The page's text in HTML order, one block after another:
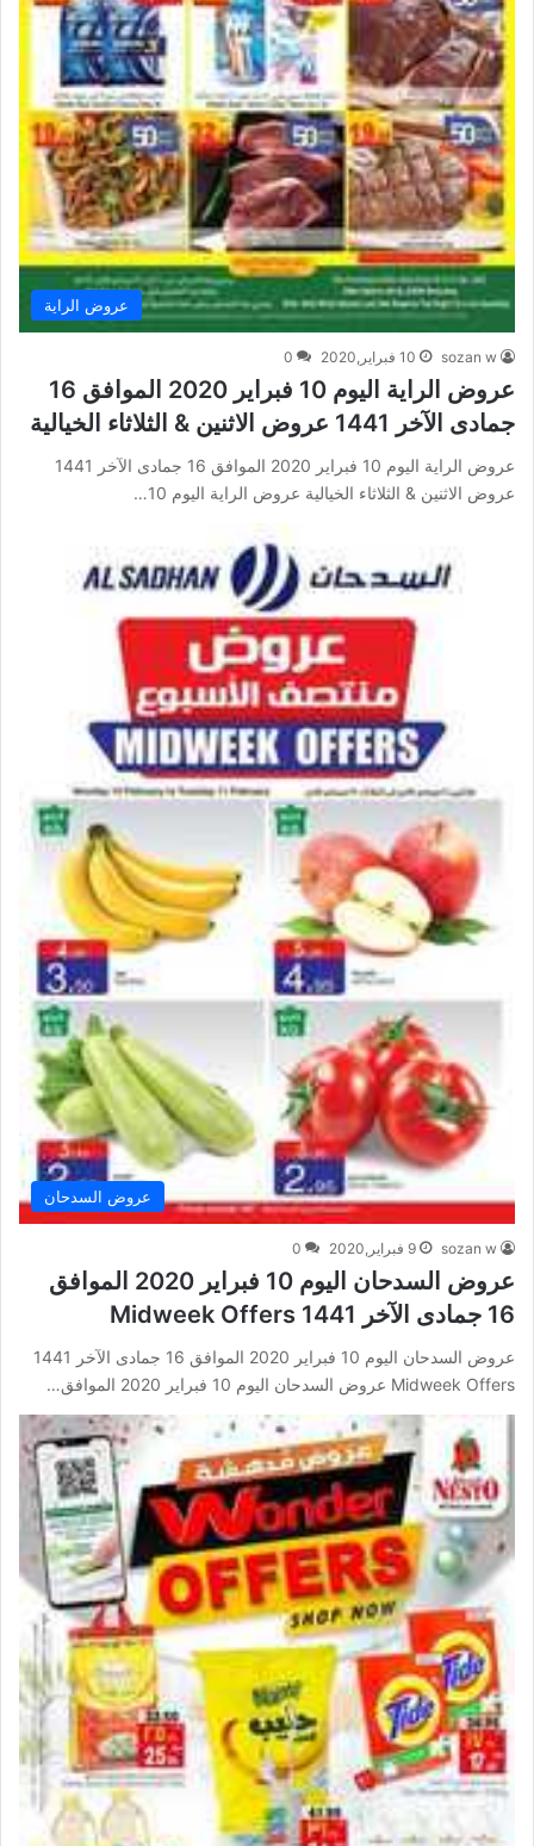
عروض الراية
sozan w 10 فبراير,2020 0
عروض الراية اليوم 10 فبراير 2020 الموافق 16
جمادى الآخر 1441 عروض الاثنين & الثلاثاء الخيالية
عروض الراية اليوم 10 فبراير 2020 الموافق 16 جمادى الآخر 1441
عروض الاثنين & الثلاثاء الخيالية عروض الراية اليوم 10…
عروض السدحان
sozan w 9 فبراير,2020 0
عروض السدحان اليوم 10 فبراير 2020 الموافق
16 جمادى الآخر 1441 Midweek Offers
عروض السدحان اليوم 10 فبراير 2020 الموافق 16 جمادى الآخر 1441
Midweek Offers عروض السدحان اليوم 10 فبراير 2020 الموافق…